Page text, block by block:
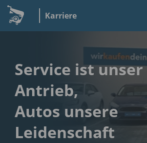
Karriere
Service ist unser
Antrieb,
Autos unsere
Leidenschaft